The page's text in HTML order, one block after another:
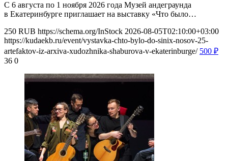
С 6 августа по 1 ноября 2026 года Музей андеграунда
в Екатеринбурге приглашает на выставку «Что было…
250 RUB https://schema.org/InStock 2026-08-05T02:10:00+03:00
https://kudaekb.ru/event/vystavka-chto-bylo-do-sinix-nosov-25-
artefaktov-iz-arxiva-xudozhnika-shaburova-v-ekaterinburge/ 500 ₽
36 0